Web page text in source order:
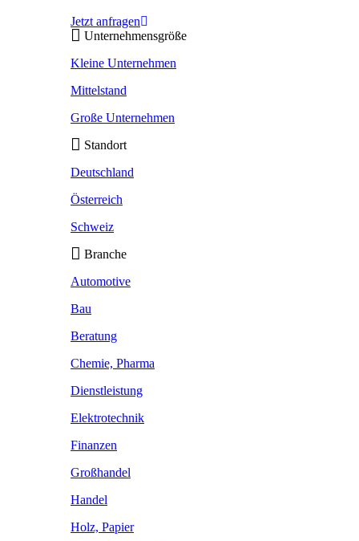
Jetzt anfragen
Unternehmensgröße
Kleine Unternehmen
Mittelstand
Große Unternehmen
Standort
Deutschland
Österreich
Schweiz
Branche
Automotive
Bau
Beratung
Chemie, Pharma
Dienstleistung
Elektrotechnik
Finanzen
Großhandel
Handel
Holz, Papier